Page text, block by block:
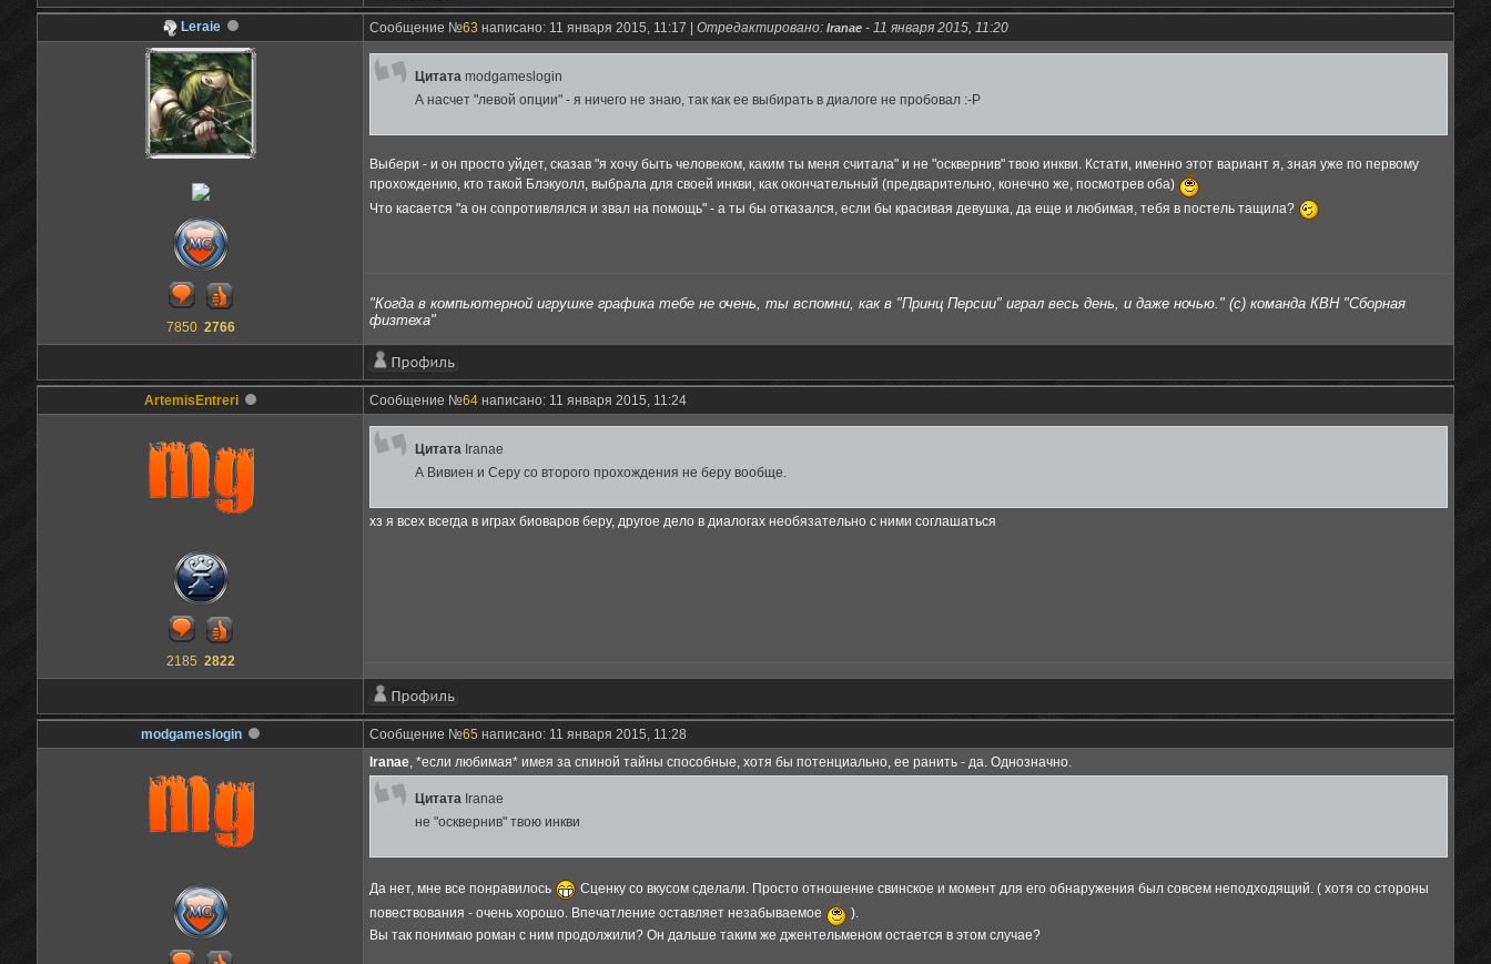
Leraie Сообщение №63 написано: 11 января 2015, 11:17 | Отредактировано: Iranae - 11 января 2015, 11:20
7850 2766
Цитата modgameslogin
А насчет "левой опции" - я ничего не знаю, так как ее выбирать в диалоге не пробовал :-Р
Выбери - и он просто уйдет, сказав "я хочу быть человеком, каким ты меня считала" и не "осквернив" твою инкви. Кстати, именно этот вариант я, зная уже по первому
прохождению, кто такой Блэкуолл, выбрала для своей инкви, как окончательный (предварительно, конечно же, посмотрев оба)
Что касается "а он сопротивлялся и звал на помощь" - а ты бы отказался, если бы красивая девушка, да еще и любимая, тебя в постель тащила?
"Когда в компьютерной игрушке графика тебе не очень, ты вспомни, как в "Принц Персии" играл весь день, и даже ночью." (с) команда КВН "Сборная
физтеха"
ArtemisEntreri Сообщение №64 написано: 11 января 2015, 11:24
2185 2822
Цитата Iranae
А Вивиен и Серу со второго прохождения не беру вообще.
хз я всех всегда в играх биоваров беру, другое дело в диалогах необязательно с ними соглашаться
modgameslogin Сообщение №65 написано: 11 января 2015, 11:28
Iranae, *если любимая* имея за спиной тайны способные, хотя бы потенциально, ее ранить - да. Однозначно.
Цитата Iranae
не "осквернив" твою инкви
Да нет, мне все понравилось
Сценку со вкусом сделали. Просто отношение свинское и момент для его обнаружения был совсем неподходящий. ( хотя со стороны
повествования - очень хорошо. Впечатление оставляет незабываемое
).
Вы так понимаю роман с ним продолжили? Он дальше таким же джентельменом остается в этом случае?